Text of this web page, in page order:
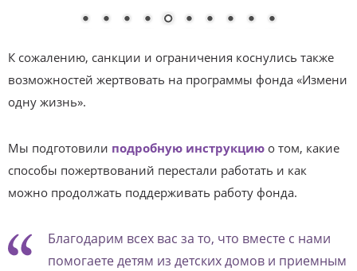
К сожалению, санкции и ограничения коснулись также
возможностей жертвовать на программы фонда «Измени
одну жизнь».
Мы подготовили подробную инструкцию о том, какие
способы пожертвований перестали работать и как
можно продолжать поддерживать работу фонда.
Благодарим всех вас за то, что вместе с нами
помогаете детям из детских домов и приемным